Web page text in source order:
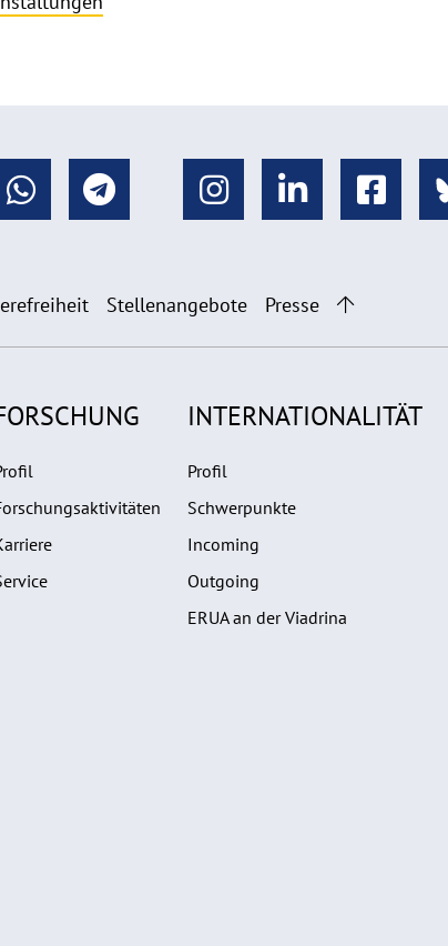
Stellenangebote Presse
INTERNATIONALITÄT
Profil
Schwerpunkte
Incoming
Outgoing
ERUA an der Viadrina